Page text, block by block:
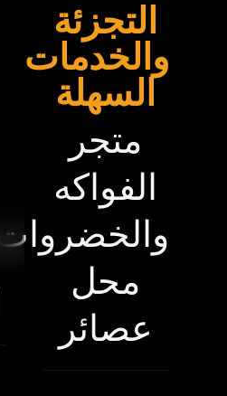
التجزئة
والخدمات
السهلة
متجر
الفواكه
والخضروات,
محل
عصائر